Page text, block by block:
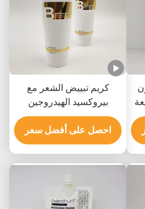
كريم تبييض الشعر مع
بيروكسيد الهيدروجين
هيدروكسيد الأمونيوم والزيت
المعدني
احصل على أفضل سعر